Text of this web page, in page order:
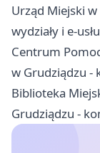
Urząd Miejski
wydziały i e-
Centrum
w Grudziądzu -
Biblioteka
Grudziądzu -